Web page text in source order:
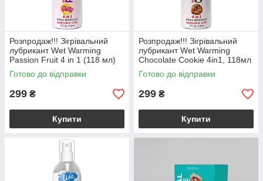
Розпродаж!!! Зігрівальний
лубрикант Wet Warming
Passion Fruit 4 in 1 (118 мл)
(термін 30.09.2026)
Готово до відправки
299 ₴
Купити
Розпродаж!!! Зігрівальний
лубрикант Wet Warming
Chocolate Cookie 4in1, 118мл
(термін 30.09.2026)
Готово до відправки
299 ₴
Купити